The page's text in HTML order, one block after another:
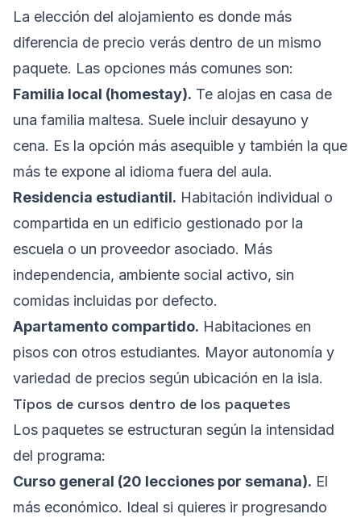
La elección del alojamiento es donde más
diferencia de precio verás dentro de un mismo
paquete. Las opciones más comunes son:
Familia local (homestay). Te alojas en casa de
una familia maltesa. Suele incluir desayuno y
cena. Es la opción más asequible y también la que
más te expone al idioma fuera del aula.
Residencia estudiantil. Habitación individual o
compartida en un edificio gestionado por la
escuela o un proveedor asociado. Más
independencia, ambiente social activo, sin
comidas incluidas por defecto.
Apartamento compartido. Habitaciones en
pisos con otros estudiantes. Mayor autonomía y
variedad de precios según ubicación en la isla.
Tipos de cursos dentro de los paquetes
Los paquetes se estructuran según la intensidad
del programa:
Curso general (20 lecciones por semana). El
más económico. Ideal si quieres ir progresando